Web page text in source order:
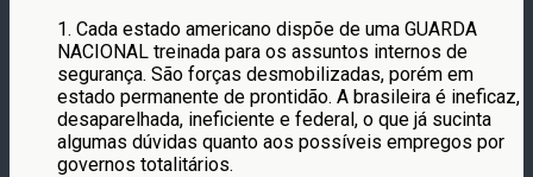
1. Cada estado americano dispõe de uma GUARDA
NACIONAL treinada para os assuntos internos de
segurança. São forças desmobilizadas, porém em
estado permanente de prontidão. A brasileira é ineficaz,
desaparelhada, ineficiente e federal, o que já sucinta
algumas dúvidas quanto aos possíveis empregos por
governos totalitários.